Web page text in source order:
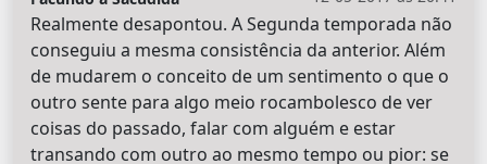
Realmente desapontou. A Segunda temporada não
conseguiu a mesma consistência da anterior. Além
de mudarem o conceito de um sentimento o que o
outro sente para algo meio rocambolesco de ver
coisas do passado, falar com alguém e estar
transando com outro ao mesmo tempo ou pior: se